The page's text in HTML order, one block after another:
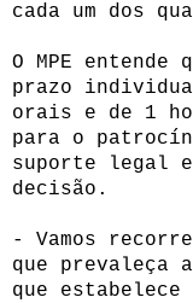
cada um dos
O MPE entende
prazo
orais e de 1
para o
suporte legal
decisão.
- Vamos
que
que estabelece